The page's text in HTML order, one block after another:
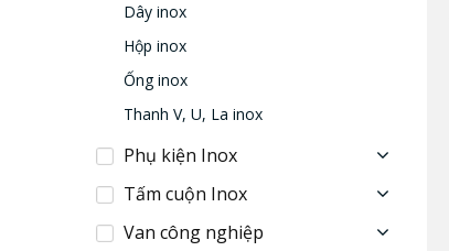
Dây inox
Hộp inox
Ống inox
Thanh V, U, La inox
Phụ kiện Inox
Tấm cuộn Inox
Van công nghiệp